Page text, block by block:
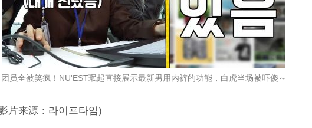
团员全被笑疯！NU'EST珉起直接展示最新男用内裤的功能，白虎当场被吓傻～
片来源：라이프타임)